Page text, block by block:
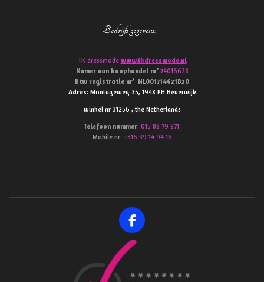
Bedrijfs gegevens:
TK dressmode www.tkdressmode.nl
Kamer van koophandel nr’ 74016628
Btw registratie nr’ NL001714621B20
Adres: Montageweg 35, 1948 PH Beverwijk
winkel nr 31256 , the Netherlands
Telefoon nummer: 015 88 79 871
Mobile nr: +316 39 14 94 16
F
a
c
b